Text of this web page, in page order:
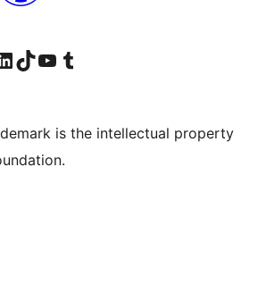
na Facebooku
náš účet Instagram
náš účet LinkedIn
Navštívte náš účet na platforme TikTok
Navštívte náš kanál YouTube
Navštívte náš účet na platforme Tumblr
is the intellectual property